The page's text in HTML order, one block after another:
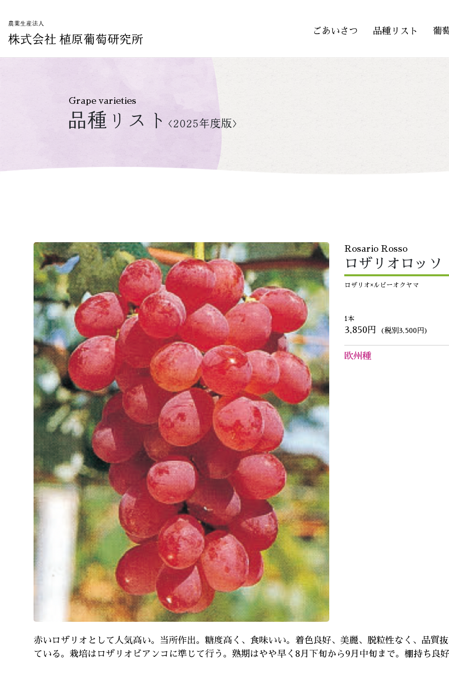
農業生産法人
株式会社 植原葡萄研究所
ごあいさつ 品種リスト 葡
Grape varieties
品種リスト <2025年度版>
Rosario Rosso
ロザリオロッソ
ロザリオ×ルビーオクヤマ
1本
3,850円 (税別3,500円)
欧州種
赤いロザリオとして人気高い。当所作出。糖度高く、食味いい。着色良好、美麗、脱粒性なく、品質
ている。栽培はロザリオビアンコに準じて行う。熟期はやや早く8月下旬から9月中旬まで。棚持ち良